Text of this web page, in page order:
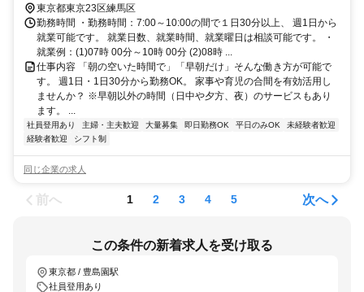
東京都東京23区練馬区
勤務時間 ・勤務時間：7:00～10:00の間で１日30分以上、 週1日から
就業可能です。 就業日数、就業時間、就業曜日は相談可能です。 ・
就業例：(1)07時 00分～10時 00分 (2)08時 ...
仕事内容 「朝の空いた時間で」「早朝だけ」そんな働き方が可能で
す。 週1日・1日30分から勤務OK。 家事や育児の合間を有効活用し
ませんか？ ※早朝以外の時間（日中や夕方、夜）のサービスもあり
ます。 ...
社員登用あり 主婦・主夫歓迎 大量募集 即日勤務OK 平日のみOK
未経験者歓迎
経験者歓迎
シフト制
同じ企業の求人
前へ 1 2 3 4 5 次へ
この条件の新着求人を受け取る
東京都 / 豊島園駅
社員登用あり